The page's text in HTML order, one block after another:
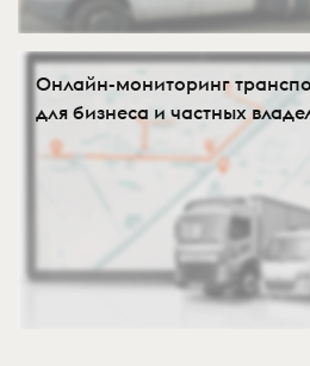
Онлайн-мониторинг
для бизнеса и частных